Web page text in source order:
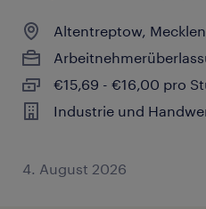
Altentreptow,
€15,69 - €16,00 pro
Industrie und
4. August 2026